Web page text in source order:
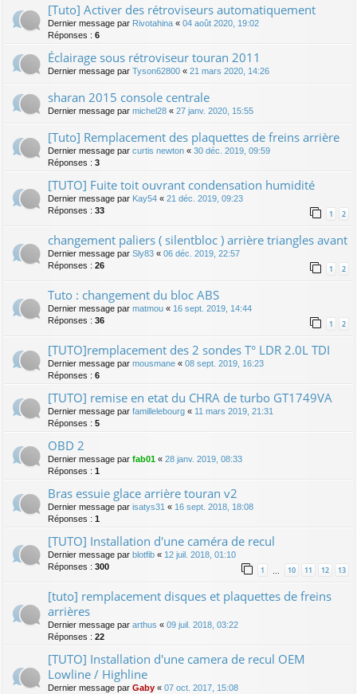
[Tuto] Activer des rétroviseurs automatiquement
Dernier message par Rivotahina « 04 août 2020, 19:02
Réponses : 6
Éclairage sous rétroviseur touran 2011
Dernier message par Tyson62800 « 21 mars 2020, 14:26
sharan 2015 console centrale
Dernier message par michel28 « 27 janv. 2020, 15:55
[Tuto] Remplacement des plaquettes de freins arrière
Dernier message par curtis newton « 30 déc. 2019, 09:59
Réponses : 3
[TUTO] Fuite toit ouvrant condensation humidité
Dernier message par Kay54 « 21 déc. 2019, 09:23
Réponses : 33 1 2
changement paliers ( silentbloc ) arrière triangles avant
Dernier message par Sly83 « 06 déc. 2019, 22:57
Réponses : 26 1 2
Tuto : changement du bloc ABS
Dernier message par matmou « 16 sept. 2019, 14:44
Réponses : 36 1 2
[TUTO]remplacement des 2 sondes T° LDR 2.0L TDI
Dernier message par mousmane « 08 sept. 2019, 16:23
Réponses : 6
[TUTO] remise en etat du CHRA de turbo GT1749VA
Dernier message par famillelebourg « 11 mars 2019, 21:31
Réponses : 5
OBD 2
Dernier message par fab01 « 28 janv. 2019, 08:33
Réponses : 1
Bras essuie glace arrière touran v2
Dernier message par isatys31 « 16 sept. 2018, 18:08
Réponses : 1
[TUTO] Installation d'une caméra de recul
Dernier message par blotfib « 12 juil. 2018, 01:10
Réponses : 300 1 … 10 11 12 13
[tuto] remplacement disques et plaquettes de freins
arrières
Dernier message par arthus « 09 juil. 2018, 03:22
Réponses : 22
[TUTO] Installation d'une camera de recul OEM
Lowline / Highline
Dernier message par Gaby « 07 oct. 2017, 15:08